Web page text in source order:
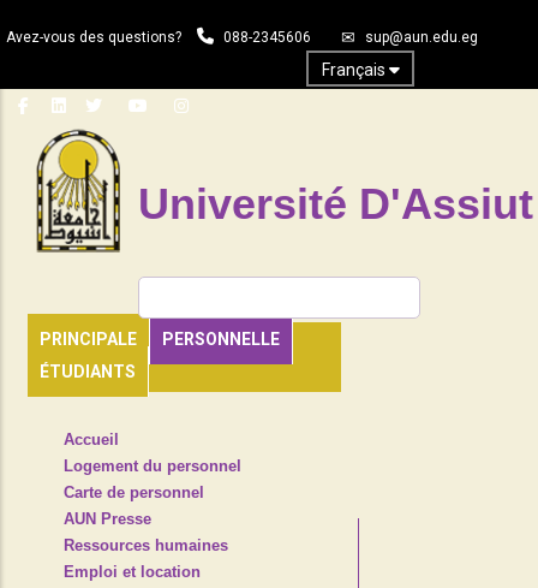
au
principal
Avez-vous des questions? 088-2345606 sup@aun.edu.eg
Français
Université D'Assiut
PRINCIPALE
PERSONNELLE
ÉTUDIANTS
HEADER
NAVIGATION
Accueil
Logement du personnel
Carte de personnel
AUN Presse
Ressources humaines
Emploi et location